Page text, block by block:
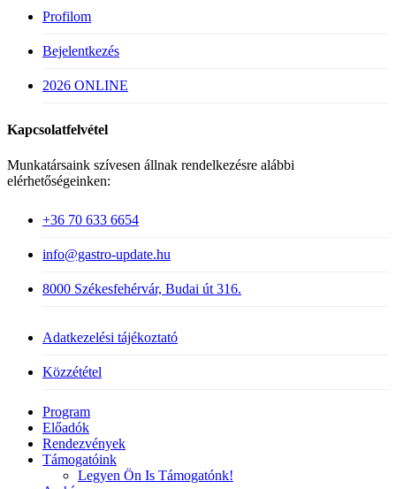
Profilom
Bejelentkezés
2026 ONLINE
Kapcsolatfelvétel
Munkatársaink szívesen állnak rendelkezésre alábbi
elérhetőségeinken:
+36 70 633 6654
info@gastro-update.hu
8000 Székesfehérvár, Budai út 316.
Adatkezelési tájékoztató
Közzététel
Close
Menu
Program
Előadók
Rendezvények
Támogatóink
Legyen Ön Is Támogatónk!